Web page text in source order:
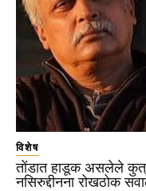
विशेष
तोंडात हाडूक असलेले
नसिरुद्दीनना रोखठोक